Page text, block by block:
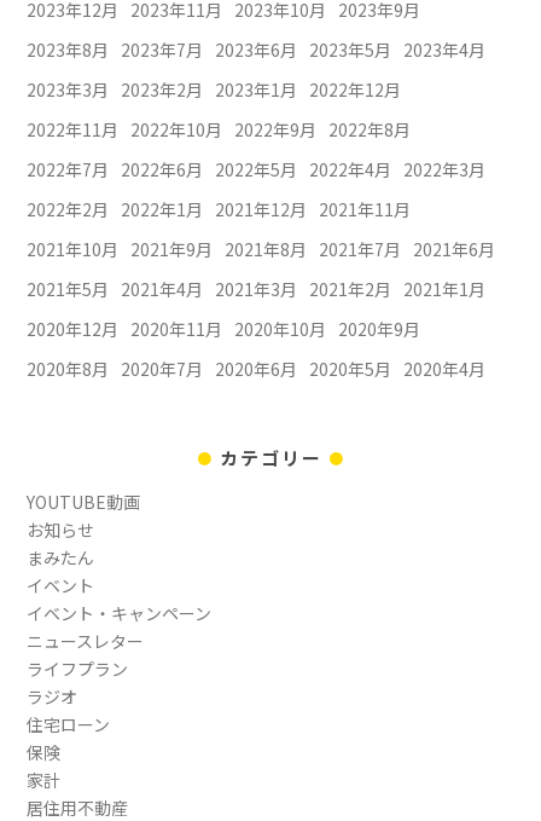
2023年12月 2023年11月 2023年10月
2023年9月
2023年8月
2023年7月 2023年6月 2023年5月
2023年4月
2023年3月
2023年2月 2023年1月
2022年12月
2022年11月
2022年10月 2022年9月
2022年8月
2022年7月
2022年6月 2022年5月 2022年4月
2022年3月
2022年2月
2022年1月 2021年12月
2021年11月
2021年10月
2021年9月 2021年8月 2021年7月
2021年6月
2021年5月
2021年4月 2021年3月 2021年2月
2021年1月
2020年12月
2020年11月 2020年10月
2020年9月
2020年8月
2020年7月 2020年6月 2020年5月 2020年4月
カテゴリー
YOUTUBE動画
お知らせ
まみたん
イベント
イベント・キャンペーン
ニュースレター
ライフプラン
ラジオ
住宅ローン
保険
家計
居住用不動産